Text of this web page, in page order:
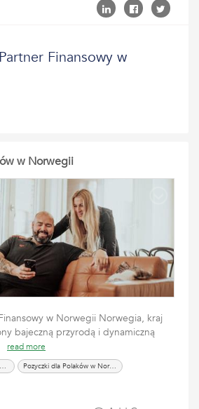
Finansowy w
w Norwegii
w Norwegii Norwegia, kraj
bajeczną przyrodą i dynamiczną
read more
Kredyty dla Polaków w Norwegii Pozyczki dla Polaków w Norwegii